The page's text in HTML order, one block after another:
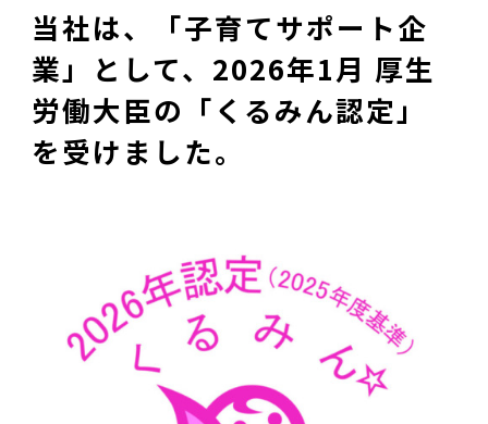
当社は、「子育てサポート企
業」として、2026年1月 厚生
労働大臣の「くるみん認定」
を受けました。